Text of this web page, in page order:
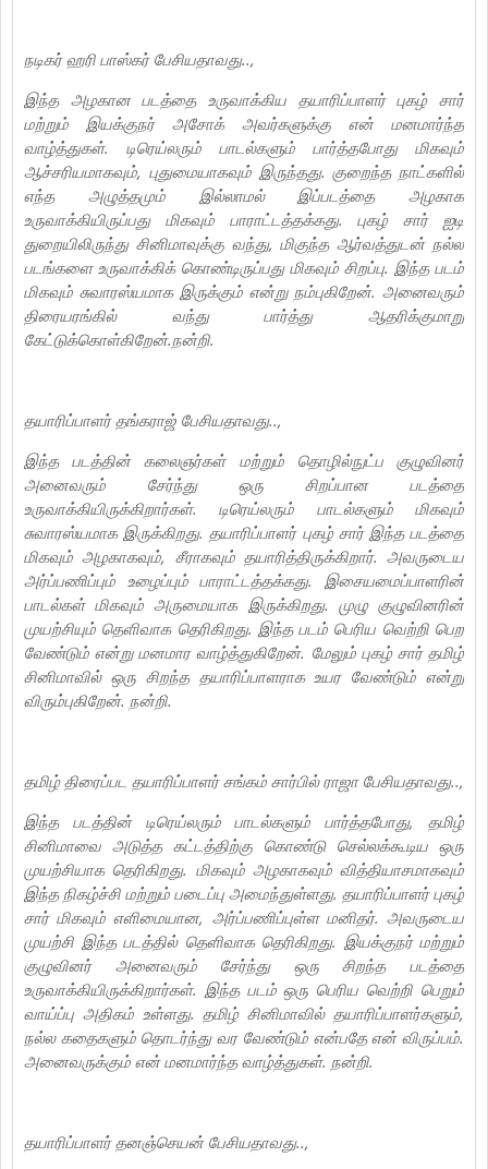
நடிகர் ஹரி பாஸ்கர் பேசியதாவது..,
இந்த அழகான படத்தை உருவாக்கிய தயாரிப்பாளர் புகழ் சார்
மற்றும் இயக்குநர் அசோக் அவர்களுக்கு என் மனமார்ந்த
வாழ்த்துகள். டிரெய்லரும் பாடல்களும் பார்த்தபோது மிகவும்
ஆச்சரியமாகவும், புதுமையாகவும் இருந்தது. குறைந்த நாட்களில்
எந்த அழுத்தமும் இல்லாமல் இப்படத்தை அழகாக
உருவாக்கியிருப்பது மிகவும் பாராட்டத்தக்கது. புகழ் சார் ஐடி
துறையிலிருந்து சினிமாவுக்கு வந்து, மிகுந்த ஆர்வத்துடன் நல்ல
படங்களை உருவாக்கிக் கொண்டிருப்பது மிகவும் சிறப்பு. இந்த படம்
மிகவும் சுவாரஸ்யமாக இருக்கும் என்று நம்புகிறேன். அனைவரும்
திரையரங்கில் வந்து பார்த்து ஆதரிக்குமாறு
கேட்டுக்கொள்கிறேன்.நன்றி.
தயாரிப்பாளர் தங்கராஜ் பேசியதாவது..,
இந்த படத்தின் கலைஞர்கள் மற்றும் தொழில்நுட்ப குழுவினர்
அனைவரும் சேர்ந்து ஒரு சிறப்பான படத்தை
உருவாக்கியிருக்கிறார்கள். டிரெய்லரும் பாடல்களும் மிகவும்
சுவாரஸ்யமாக இருக்கிறது. தயாரிப்பாளர் புகழ் சார் இந்த படத்தை
மிகவும் அழகாகவும், சீராகவும் தயாரித்திருக்கிறார். அவருடைய
அர்ப்பணிப்பும் உழைப்பும் பாராட்டத்தக்கது. இசையமைப்பாளரின்
பாடல்கள் மிகவும் அருமையாக இருக்கிறது. முழு குழுவினரின்
முயற்சியும் தெளிவாக தெரிகிறது. இந்த படம் பெரிய வெற்றி பெற
வேண்டும் என்று மனமார வாழ்த்துகிறேன். மேலும் புகழ் சார் தமிழ்
சினிமாவில் ஒரு சிறந்த தயாரிப்பாளராக உயர வேண்டும் என்று
விரும்புகிறேன். நன்றி.
தமிழ் திரைப்பட தயாரிப்பாளர் சங்கம் சார்பில் ராஜா பேசியதாவது..,
இந்த படத்தின் டிரெய்லரும் பாடல்களும் பார்த்தபோது, தமிழ்
சினிமாவை அடுத்த கட்டத்திற்கு கொண்டு செல்லக்கூடிய ஒரு
முயற்சியாக தெரிகிறது. மிகவும் அழகாகவும் வித்தியாசமாகவும்
இந்த நிகழ்ச்சி மற்றும் படைப்பு அமைந்துள்ளது. தயாரிப்பாளர் புகழ்
சார் மிகவும் எளிமையான, அர்ப்பணிப்புள்ள மனிதர். அவருடைய
முயற்சி இந்த படத்தில் தெளிவாக தெரிகிறது. இயக்குநர் மற்றும்
குழுவினர் அனைவரும் சேர்ந்து ஒரு சிறந்த படத்தை
உருவாக்கியிருக்கிறார்கள். இந்த படம் ஒரு பெரிய வெற்றி பெறும்
வாய்ப்பு அதிகம் உள்ளது. தமிழ் சினிமாவில் தயாரிப்பாளர்களும்,
நல்ல கதைகளும் தொடர்ந்து வர வேண்டும் என்பதே என் விருப்பம்.
அனைவருக்கும் என் மனமார்ந்த வாழ்த்துகள். நன்றி.
தயாரிப்பாளர் தனஞ்செயன் பேசியதாவது..,